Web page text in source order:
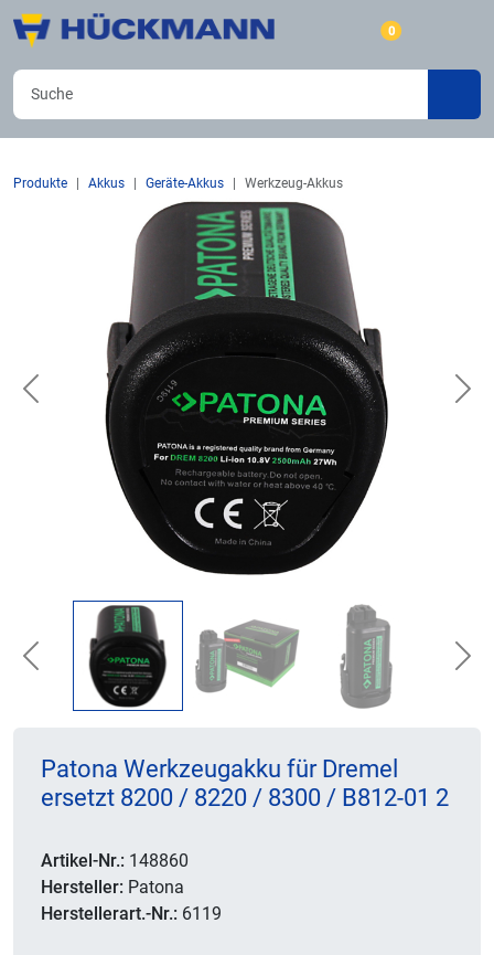
0
Produkte Akkus Geräte-Akkus Werkzeug-Akkus
Previous
Previous
Patona Werkzeugakku für Dremel
ersetzt 8200 / 8220 / 8300 / B812-01 2
Artikel-Nr.: 148860
Hersteller: Patona
Herstellerart.-Nr.: 6119